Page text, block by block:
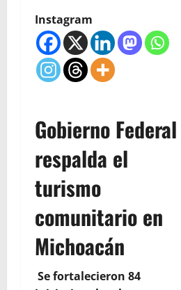
Instagram
Gobierno Federal
respalda el
turismo
comunitario en
Michoacán
Se fortalecieron 84